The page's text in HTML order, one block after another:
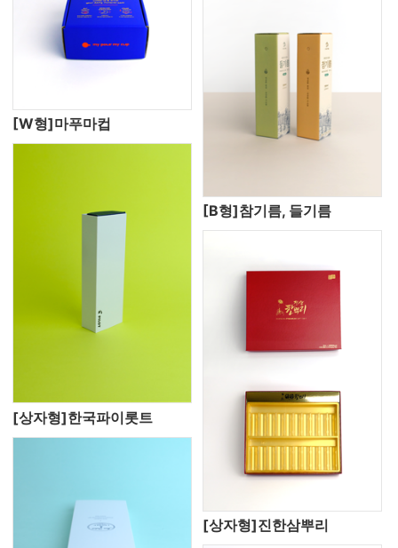
[W형]마푸마컵
[상자형]한국파이롯트
[B형]참기름, 들기름
[상자형]진한삼뿌리